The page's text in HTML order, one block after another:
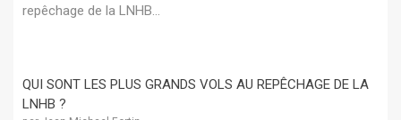
repêchage de la LNHB...
QUI SONT LES PLUS GRANDS VOLS AU REPÊCHAGE DE LA
LNHB ?